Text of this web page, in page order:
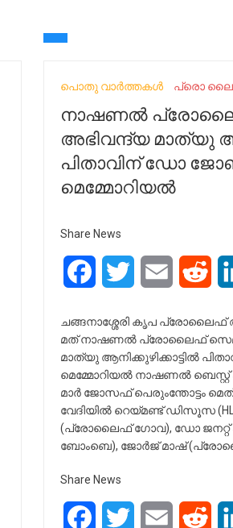
പൊതു വാർത്തകൾ പ്രൊ
നാഷണൽ
അഭിവന്ദ്യ മാത്യു
പിതാവിന് ഡോ
മെമ്മോറിയൽ
Share News
FacebookTwitter Email
ചങ്ങനാശ്ശേരി കൃപ പ്രോലൈഫ്
മത് നാഷണൽ പ്രോലൈഫ്
മാത്യു ആനിക്കുഴിക്കാട്ടിൽ
മെമ്മോറിയൽ നാഷണൽ
മാർ ജോസഫ് പെരുംന്തോട്ടം
വേദിയിൽ റെയ്മണ്ട് ഡിസൂസ
(പ്രോലൈഫ് ഗോവ), ഡോ ജനറ്റ്
ബോംബെ), ജോർജ് മാഷ്
Share News
FacebookTwitter Email